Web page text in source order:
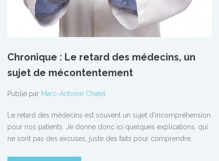
Chronique : Le retard des médecins, un
sujet de mécontentement
Publié par Marc-Antoine Chatel
Le retard des médecins est souvent un sujet d’incompréhension
pour nos patients. Je donne donc ici quelques explications, qui
ne sont pas des excuses, juste des faits pour comprendre.